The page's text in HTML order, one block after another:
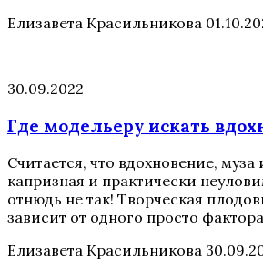
Елизавета Красильникова
30.09.2022
Где модельеру искать
Считается, что вдохновение,
капризная и практически
отнюдь не так! Творческая
зависит от одного просто
Елизавета Красильникова